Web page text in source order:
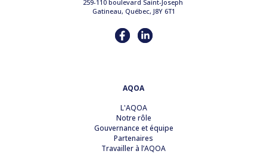
259-110 boulevard Saint-Joseph
Gatineau, Québec, J8Y 6T1
AQOA
L'AQOA
Notre rôle
Gouvernance et équipe
Partenaires
Travailler à l’AQOA